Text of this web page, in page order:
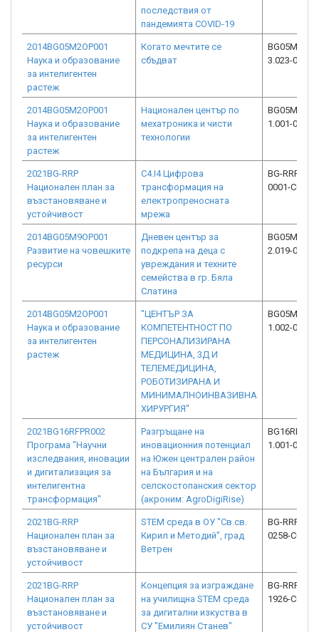
последствия от
пандемията COVID-19
2014BG05M2OP001
Наука и образование
за интелигентен
растеж
Когато мечтите се
сбъдват
3.023-0003-
2014BG05M2OP001
Наука и образование
за интелигентен
растеж
Национален център по
мехатроника и чисти
технологии
1.001-0008-
2021BG-RRP
Национален план за
възстановяване и
устойчивост
C4.I4 Цифрова
трансформация на
електропреносната
мрежа
BG-RRP-
0001-C01
2014BG05M9OP001
Развитие на човешките
ресурси
Дневен център за
подкрепа на деца с
увреждания и техните
семейства в гр. Бяла
Слатина
2.019-0004-
2014BG05M2OP001
Наука и образование
за интелигентен
растеж
"ЦЕНТЪР ЗА
КОМПЕТЕНТНОСТ ПО
ПЕРСОНАЛИЗИРАНА
МЕДИЦИНА, 3Д И
ТЕЛЕМЕДИЦИНА,
РОБОТИЗИРАНА И
МИНИМАЛНОИНВАЗИВНА
ХИРУРГИЯ"
1.002-0010-
2021BG16RFPR002
Програма "Научни
изследвания, иновации
и дигитализация за
интелигентна
трансформация"
Разгръщане на
иновационния потенциал
на Южен централен район
на България и на
селскостопанския сектор
(акроним: AgroDigiRise)
1.001-0004-
2021BG-RRP
Национален план за
възстановяване и
устойчивост
STEM среда в ОУ "Св.св.
Кирил и Методий", град
Ветрен
BG-RRP-
0258-C02
2021BG-RRP
Национален план за
възстановяване и
устойчивост
Концепция за изграждане
на училищна STEM среда
за дигитални изкуства в
СУ "Емилиян Станев"
BG-RRP-
1926-C01